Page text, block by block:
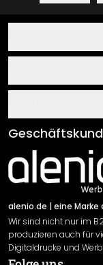
Über uns
Klebe- und
Newsletter
AGB
Impressum
Versand &
Rücksendung
Widerrufsrecht
alenio.de | eine Marke
Wir sind nicht nur im
produzieren auch für
Digitaldrucke und